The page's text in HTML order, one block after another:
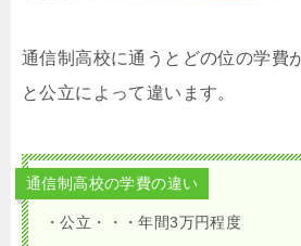
通信制高校に通うとどの位の学費
と公立によって違います。
通信制高校の学費の違い
・公立・・・年間3万円程度